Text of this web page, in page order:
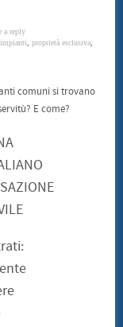
a reply
impianti proprietà esclusiva
comuni si trovano
E come?